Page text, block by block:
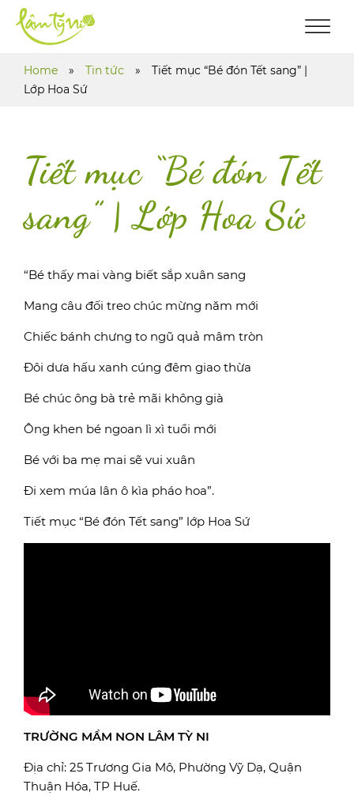
Home » Tin tức »
Tiết mục “Bé đón Tết sang” |
Lớp Hoa Sứ
Tiết mục “Bé đón Tết
sang” | Lớp Hoa Sứ
“Bé thấy mai vàng biết sắp xuân sang
Mang câu đối treo chúc mừng năm mới
Chiếc bánh chưng to ngũ quả mâm tròn
Đôi dưa hấu xanh cúng đêm giao thừa
Bé chúc ông bà trẻ mãi không già
Ông khen bé ngoan lì xì tuổi mới
Bé với ba mẹ mai sẽ vui xuân
Đi xem múa lân ô kìa pháo hoa”.
Tiết mục “Bé đón Tết sang” lớp Hoa Sứ
TRƯỜNG MẦM NON LÂM TỲ NI
Địa chỉ: 25 Trương Gia Mô, Phường Vỹ Dạ, Quận
Thuận Hóa, TP Huế.